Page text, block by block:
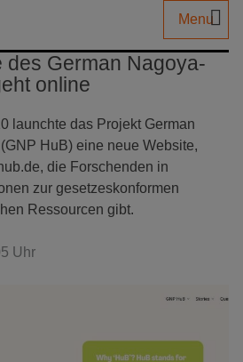
Menu
des German Nagoya-
online
launchte das Projekt German
HuB) eine neue Website,
die Forschenden in
zur gesetzeskonformen
Ressourcen gibt.
Uhr